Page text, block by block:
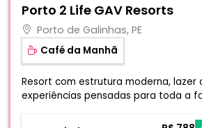
Porto 2 Life GAV Resorts
Porto de Galinhas, PE
Café da Manhã
Resort com estrutura moderna, lazer
experiências pensadas para toda a